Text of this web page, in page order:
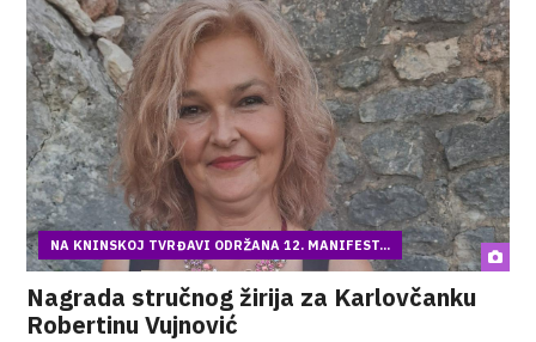
NA KNINSKOJ TVRĐAVI ODRŽANA 12. MANIFEST...
Nagrada stručnog žirija za Karlovčanku
Robertinu Vujnović